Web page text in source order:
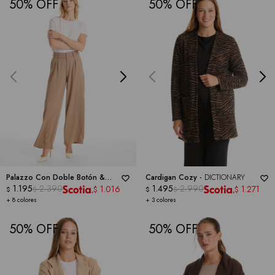
50
Palazzo Con Doble Botón &
Cintura Elástica -DICTIONARY
+ 8 colores
$ 1.195$ 2.390 $ 1.016
50
Cardigan Cozy - DICTIONARY
+ 3 colores
$ 1.495$ 2.990 $ 1.271
50 50